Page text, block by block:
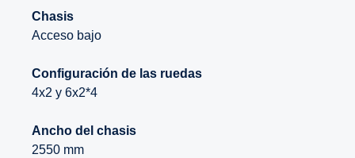
Chasis
Acceso bajo
Configuración de las ruedas
4x2 y 6x2*4
Ancho del chasis
2550 mm